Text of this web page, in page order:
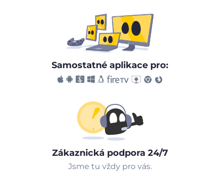
Samostatné aplikace pro:
Zákaznická podpora 24/7
Jsme tu vždy pro vás.